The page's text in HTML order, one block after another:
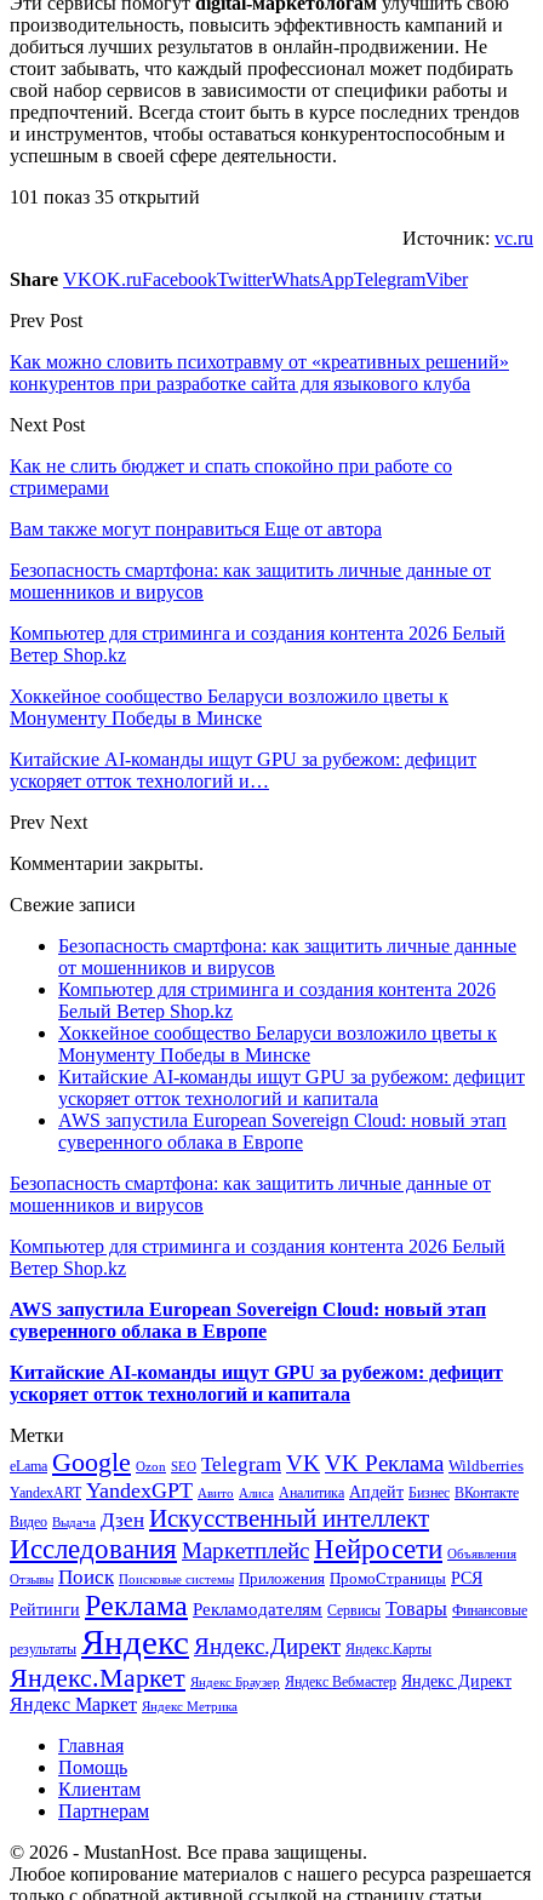
производительность, повысить эффективность кампаний и
добиться лучших результатов в онлайн-продвижении. Не
стоит забывать, что каждый профессионал может подбирать
свой набор сервисов в зависимости от специфики работы и
предпочтений. Всегда стоит быть в курсе последних трендов
и инструментов, чтобы оставаться конкурентоспособным и
успешным в своей сфере деятельности.
101 показ 35 открытий
Источник: vc.ru
Share VKOK.ruFacebookTwitterWhatsAppTelegramViber
Prev Post
Как можно словить психотравму от «креативных решений»
конкурентов при разработке сайта для языкового клуба
Next Post
Как не слить бюджет и спать спокойно при работе со
стримерами
Вам также могут понравиться Еще от автора
Безопасность смартфона: как защитить личные данные от
мошенников и вирусов
Компьютер для стриминга и создания контента 2026 Белый
Ветер Shop.kz
Хоккейное сообщество Беларуси возложило цветы к
Монументу Победы в Минске
Китайские AI-команды ищут GPU за рубежом: дефицит
ускоряет отток технологий и…
Prev Next
Комментарии закрыты.
Свежие записи
Безопасность смартфона: как защитить личные данные
от мошенников и вирусов
Компьютер для стриминга и создания контента 2026
Белый Ветер Shop.kz
Хоккейное сообщество Беларуси возложило цветы к
Монументу Победы в Минске
Китайские AI-команды ищут GPU за рубежом: дефицит
ускоряет отток технологий и капитала
AWS запустила European Sovereign Cloud: новый этап
суверенного облака в Европе
Безопасность смартфона: как защитить личные данные от
мошенников и вирусов
Компьютер для стриминга и создания контента 2026 Белый
Ветер Shop.kz
AWS запустила European Sovereign Cloud: новый этап
суверенного облака в Европе
Китайские AI-команды ищут GPU за рубежом: дефицит
ускоряет отток технологий и капитала
Метки
eLama Google Ozon SEO Telegram VK VK Реклама Wildberries
YandexART YandexGPT Авито Алиса Аналитика Апдейт Бизнес ВКонтакте
Видео Выдача Дзен Искусственный интеллект
Исследования МаркетплейсНейросети Объявления
Отзывы Поиск Поисковые системы Приложения ПромоСтраницы РСЯ
Рейтинги Реклама Рекламодателям Сервисы Товары Финансовые
результаты Яндекс Яндекс.Директ Яндекс.Карты
Яндекс.Маркет Яндекс Браузер Яндекс Вебмастер Яндекс Директ
Яндекс Маркет Яндекс Метрика
Главная
Помощь
Клиентам
Партнерам
© 2026 - MustanHost. Все права защищены.
Любое копирование материалов с нашего ресурса разрешается
только с обратной активной ссылкой на страницу статьи.